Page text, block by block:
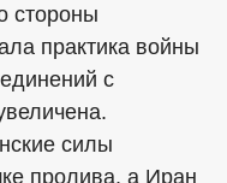
стороны
практика войны
с
силы
пролива, а Иран